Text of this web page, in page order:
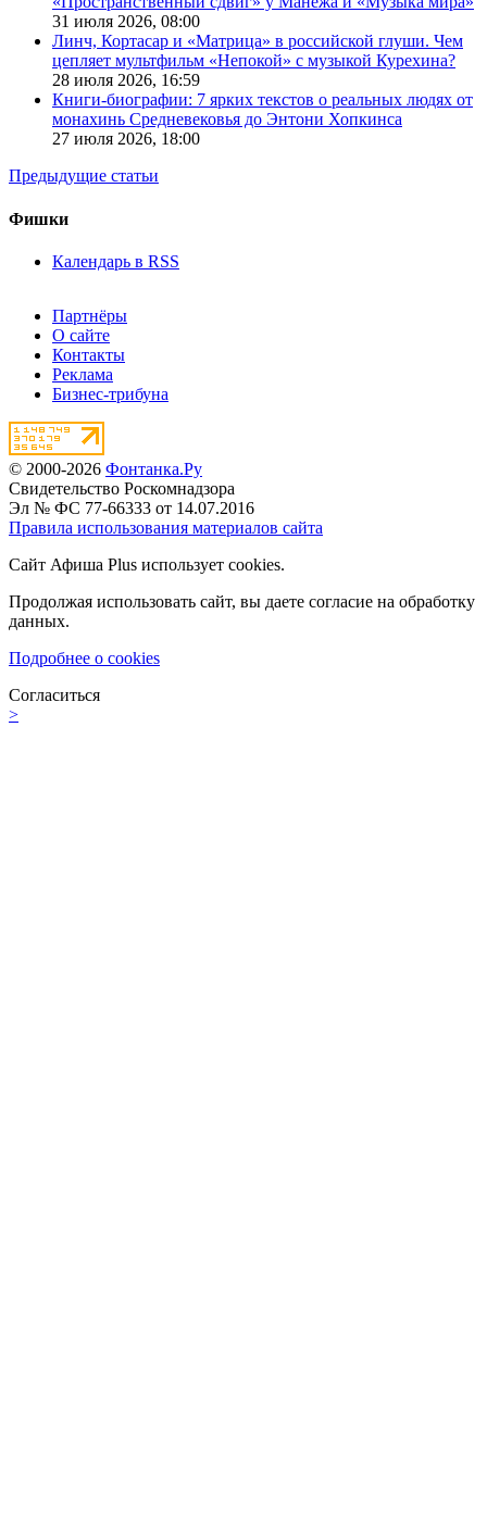
31 июля 2026, 08:00
Линч, Кортасар и «Матрица» в российской глуши. Чем
цепляет мультфильм «Непокой» с музыкой Курехина?
28 июля 2026, 16:59
Книги-биографии: 7 ярких текстов о реальных людях от
монахинь Средневековья до Энтони Хопкинса
27 июля 2026, 18:00
Предыдущие статьи
Фишки
Календарь в RSS
Партнёры
О сайте
Контакты
Реклама
Бизнес-трибуна
© 2000-2026 Фонтанка.Ру
Свидетельство Роскомнадзора
Эл № ФС 77-66333 от 14.07.2016
Правила использования материалов сайта
Сайт Афиша Plus использует cookies.
Продолжая использовать сайт, вы даете согласие на обработку
данных.
Подробнее о cookies
Согласиться
>